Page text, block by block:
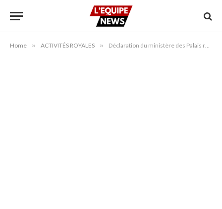
Home » ACTIVITÉS ROYALES » Déclaration du ministère des Palais royaux, du Protocole et des Honneurs